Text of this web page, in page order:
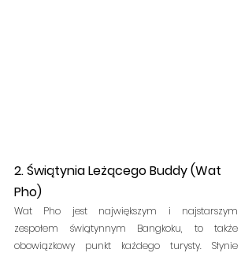
2. Świątynia Leżącego Buddy (Wat
Pho)
Wat Pho jest największym i najstarszym
zespołem świątynnym Bangkoku, to także
obowiązkowy punkt każdego turysty. Słynie